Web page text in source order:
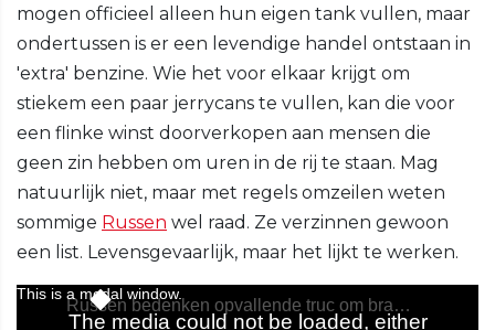
mogen officieel alleen hun eigen tank vullen, maar
ondertussen is er een levendige handel ontstaan in
'extra' benzine. Wie het voor elkaar krijgt om
stiekem een paar jerrycans te vullen, kan die voor
een flinke winst doorverkopen aan mensen die
geen zin hebben om uren in de rij te staan. Mag
natuurlijk niet, maar met regels omzeilen weten
sommige Russen wel raad. Ze verzinnen gewoon
een list. Levensgevaarlijk, maar het lijkt te werken.